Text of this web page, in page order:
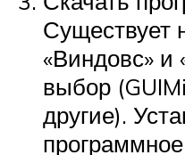
Существует
«Виндовс» и
выбор
другие).